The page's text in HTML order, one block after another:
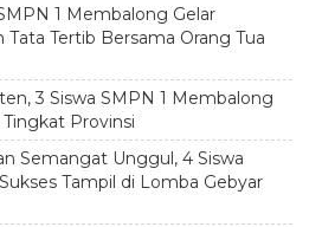
1 Membalong Gelar
Tata Tertib Bersama Orang Tua
3 Siswa SMPN 1 Membalong
Provinsi
Semangat Unggul, 4 Siswa
Tampil di Lomba Gebyar